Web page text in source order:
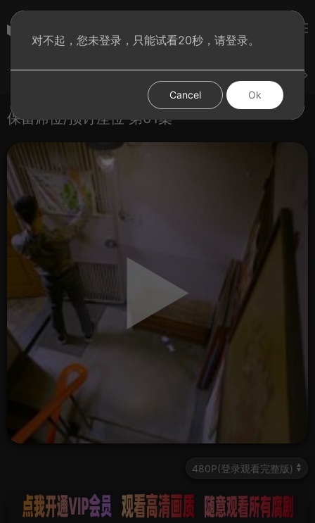
保留席位/预订座位 第01集
对不起，您未登录，只能试看20秒，请登录。
Cancel Ok